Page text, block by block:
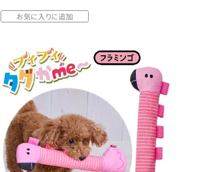
お気に入りに追加